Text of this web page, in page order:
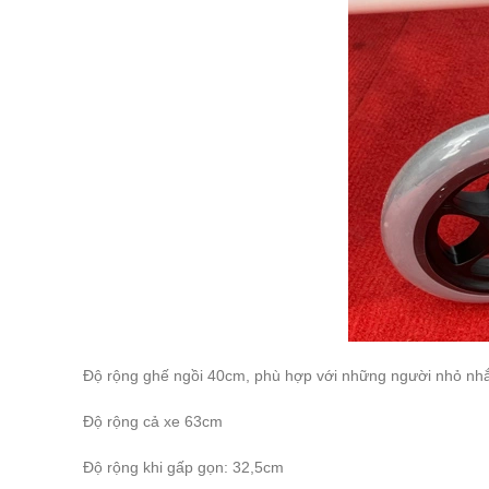
Độ rộng ghế ngồi 40cm, phù hợp với những người nhỏ
Độ rộng cả xe 63cm
Độ rộng khi gấp gọn: 32,5cm